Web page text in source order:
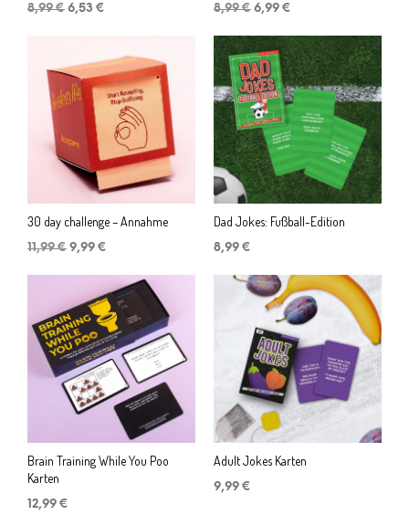
8,99€ Ursprünglicher
6,53 €
6,53 €.
8,99€ Ursprünglicher
war:
8,99 €
6,99 €
ist:
6,99 €.
30 day challenge – Annahme
11,99€ Ursprünglicher
war:
11,99 €
9,99 €
ist:
9,99 €.
Dad Jokes: Fußball-Edition
8,99 €
Brain Training While You Poo
Karten
12,99 €
Adult Jokes Karten
9,99 €